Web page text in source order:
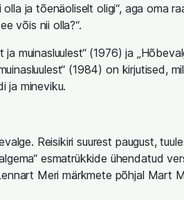
ja tõenäoliselt oligi“, aga oma
võis nii olla?“.
muinasluulest“ (1976) ja
(1984) on kirjutised,
ja mineviku.
Reisikiri suurest paugust,
esmatrükkide ühendatud
Meri märkmete põhjal Mart